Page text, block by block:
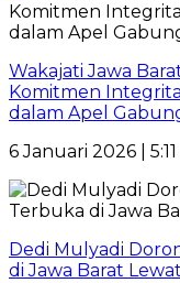
Wakajati Jawa
Komitmen
dalam Apel
6 Januari 2026 |
Dedi Mulyadi
di Jawa Barat